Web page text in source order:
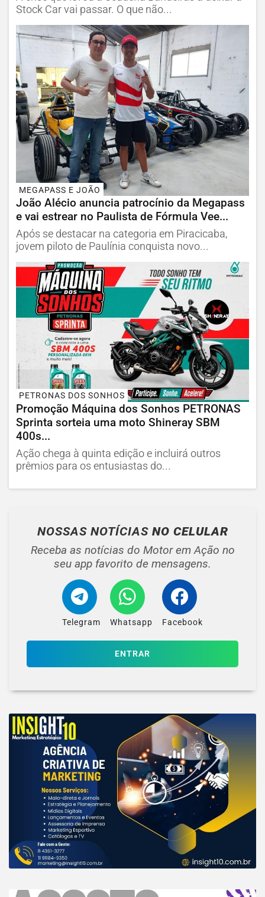
Stock Car vai passar. O que não...
MEGAPASS E JOÃO
João Alécio anuncia patrocínio da Megapass
e vai estrear no Paulista de Fórmula Vee...
Após se destacar na categoria em Piracicaba,
jovem piloto de Paulínia conquista novo...
PETRONAS DOS SONHOS
Promoção Máquina dos Sonhos PETRONAS
Sprinta sorteia uma moto Shineray SBM
400s...
Ação chega à quinta edição e incluirá outros
prêmios para os entusiastas do...
NOSSAS NOTÍCIAS NO CELULAR
Receba as notícias do Motor em Ação no
seu app favorito de mensagens.
Telegram Whatsapp Facebook
ENTRAR